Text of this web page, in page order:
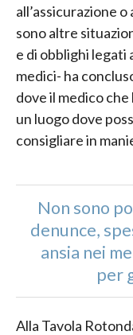
all’assicurazione
sono altre
e di obblighi legati
medici- ha
dove il medico
un luogo dove
consigliare in
Non sono
denunce,
ansia nei
per
Alla Tavola